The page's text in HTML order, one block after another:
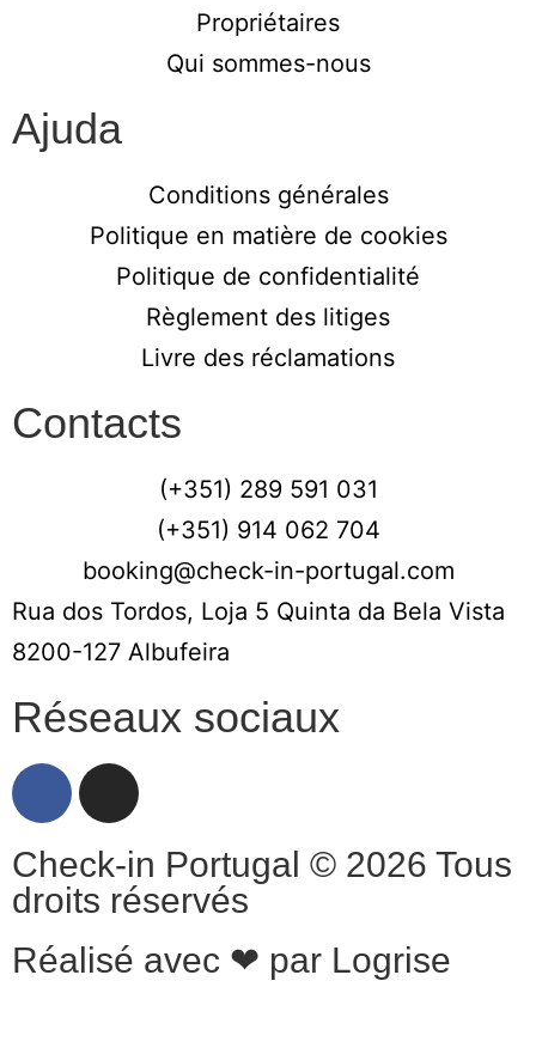
Propriétaires
Qui sommes-nous
Ajuda
Conditions générales
Politique en matière de cookies
Politique de confidentialité
Règlement des litiges
Livre des réclamations
Contacts
(+351) 289 591 031
(+351) 914 062 704
booking@check-in-portugal.com
Rua dos Tordos, Loja 5 Quinta da Bela Vista
8200-127 Albufeira
Réseaux sociaux
Check-in Portugal © 2026 Tous
droits réservés
Réalisé avec ❤ par Logrise